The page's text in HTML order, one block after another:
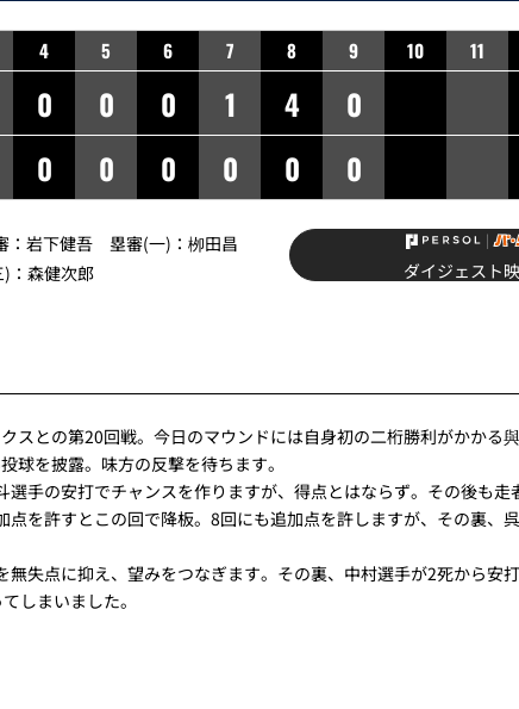
4 5 6 7 8 9 10 11
0 0 0 1 4
0
0 0 0 0 0 0
：岩下健吾 塁審(一)：栁田昌
森健次郎
ダイジェスト
スとの第20回戦。今日のマウンドには自身初の二桁勝利がかかる
球を披露。味方の反撃を待ちます。
手の安打でチャンスを作りますが、得点とはならず。その後も
を許すとこの回で降板。8回にも追加点を許しますが、その裏、
失点に抑え、望みをつなぎます。その裏、中村選手が2死から安
しまいました。